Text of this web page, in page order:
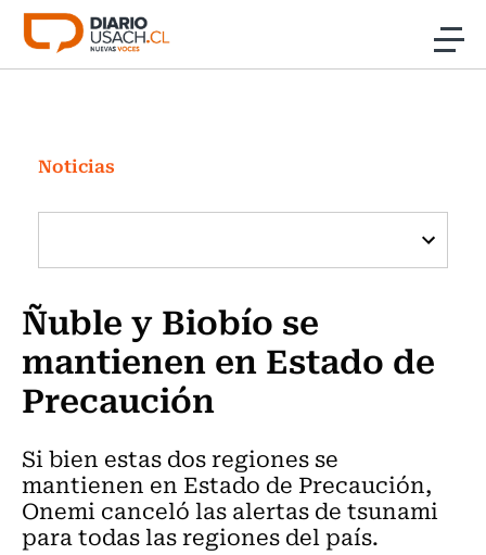
Click acá para ir directamente al contenido
Investigación
Cultura
Programas Radio y TV Usach
Noticias
Ñuble y Biobío se
mantienen en Estado de
Precaución
Si bien estas dos regiones se
mantienen en Estado de Precaución,
Onemi canceló las alertas de tsunami
para todas las regiones del país.